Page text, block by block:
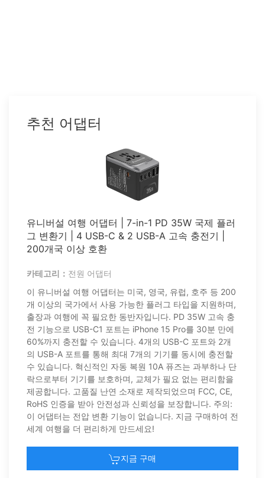
추천 어댑터
유니버설 여행 어댑터 | 7-in-1 PD 35W 국제 플러
그 변환기 | 4 USB-C & 2 USB-A 고속 충전기 |
200개국 이상 호환
카테고리： 전원 어댑터
이 유니버설 여행 어댑터는 미국, 영국, 유럽, 호주 등 200
개 이상의 국가에서 사용 가능한 플러그 타입을 지원하며,
출장과 여행에 꼭 필요한 동반자입니다. PD 35W 고속 충
전 기능으로 USB-C1 포트는 iPhone 15 Pro를 30분 만에
60%까지 충전할 수 있습니다. 4개의 USB-C 포트와 2개
의 USB-A 포트를 통해 최대 7개의 기기를 동시에 충전할
수 있습니다. 혁신적인 자동 복원 10A 퓨즈는 과부하나 단
락으로부터 기기를 보호하며, 교체가 필요 없는 편리함을
제공합니다. 고품질 난연 소재로 제작되었으며 FCC, CE,
RoHS 인증을 받아 안전성과 신뢰성을 보장합니다. 주의:
이 어댑터는 전압 변환 기능이 없습니다. 지금 구매하여 전
세계 여행을 더 편리하게 만드세요!
지금 구매